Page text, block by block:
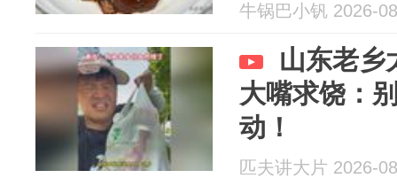
牛锅巴小钒 2026-
山东老乡
大嘴求饶：
动！
匹夫讲大片 2026-